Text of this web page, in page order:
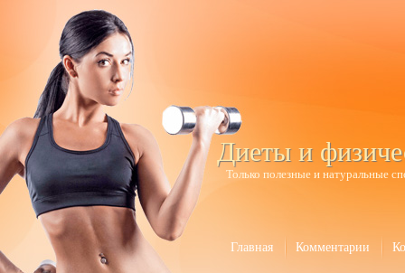
Диеты и
Только полезные и натуральные
Главная Комментарии